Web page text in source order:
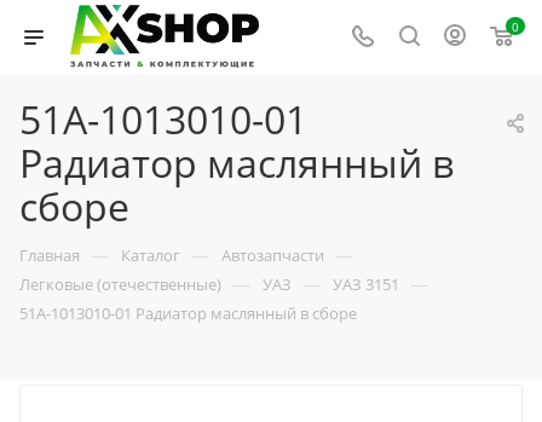
0
51А-1013010-01
Радиатор маслянный в
сборе
Главная — Каталог — Автозапчасти —
Легковые (отечественные) — УАЗ — УАЗ 3151 —
51А-1013010-01 Радиатор маслянный в сборе